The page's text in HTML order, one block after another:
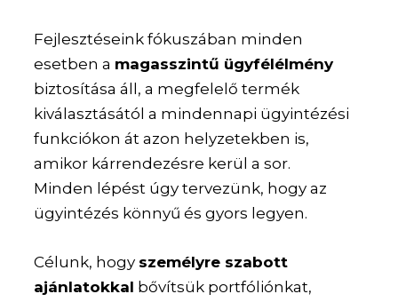
Fejlesztéseink fókuszában minden
esetben a magasszintű ügyfélélmény
biztosítása áll, a megfelelő termék
kiválasztásától a mindennapi ügyintézési
funkciókon át azon helyzetekben is,
amikor kárrendezésre kerül a sor.
Minden lépést úgy tervezünk, hogy az
ügyintézés könnyű és gyors legyen.
Célunk, hogy személyre szabott
ajánlatokkal bővítsük portfóliónkat,